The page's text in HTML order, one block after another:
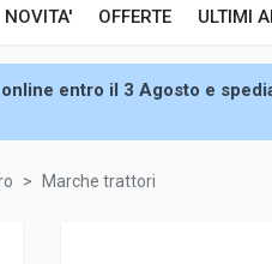
NOVITA' OFFERTE ULTIMI
entro il 3 Agosto e
Marche trattori